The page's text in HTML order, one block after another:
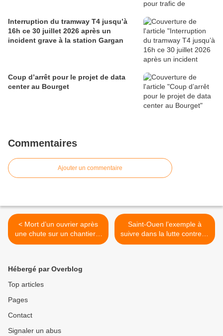
Interruption du tramway T4 jusqu’à
16h ce 30 juillet 2026 après un
incident grave à la station Gargan
Coup d’arrêt pour le projet de data
center au Bourget
Commentaires
Ajouter un commentaire
< Mort d’un ouvrier après
une chute sur un chantier à
Aubervilliers
Saint-Ouen l’exemple à
suivre dans la lutte contre le
trafic de drogue ? >
Hébergé par Overblog
Top articles
Pages
Contact
Signaler un abus